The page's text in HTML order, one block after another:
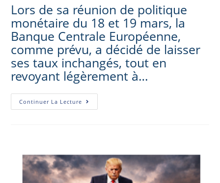
Lors de sa réunion de politique
monétaire du 18 et 19 mars, la
Banque Centrale Européenne,
comme prévu, a décidé de laisser
ses taux inchangés, tout en
revoyant légèrement à…
Continuer La Lecture